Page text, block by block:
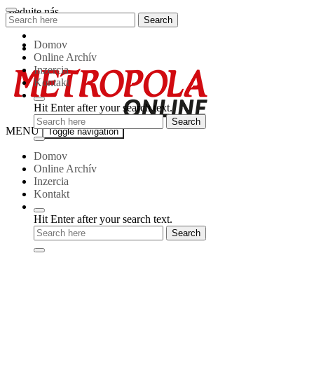
Skip
to
content
Sledujte nás
Metropola-
MENU Toggle navigation
Domov
Online Archív
Inzercia
Kontakt
Hit Enter after your search text.
Search
for:
Search
Domov
Online Archív
Inzercia
Kontakt
Hit Enter after your search text.